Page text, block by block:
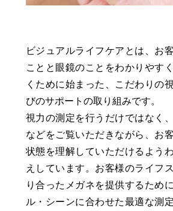
ビジュアルライフケアとは、お
ことと眼鏡のことをわかりやす
くために始まった、こだわりの
びのサポートの取り組みです。
視力の測定を行うだけではなく
などをご覧いただきながら、お
状態を理解していただけるよう
えしています。お客様のライフ
り合ったメガネを提供するため
ル・シーンに合わせた最適な測